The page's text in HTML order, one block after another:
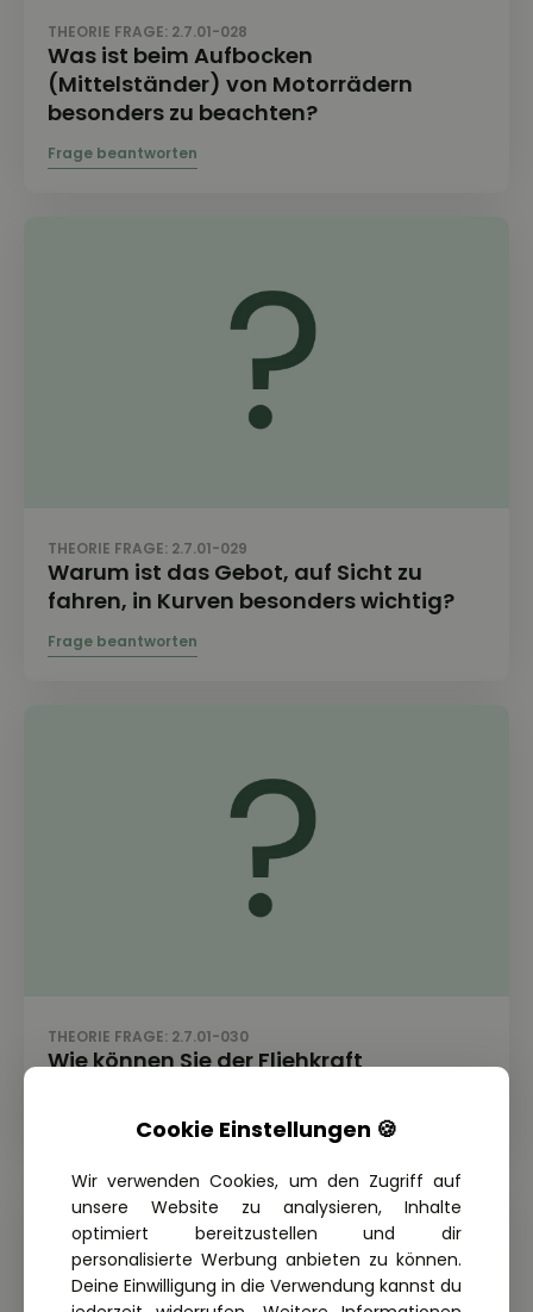
THEORIE FRAGE: 2.7.01-028
Was ist beim Aufbocken
(Mittelständer) von Motorrädern
besonders zu beachten?
THEORIE FRAGE: 2.7.01-029
Warum ist das Gebot, auf Sicht zu
fahren, in Kurven besonders wichtig?
THEORIE FRAGE: 2.7.01-030
Wie können Sie der Fliehkraft
Cookie Einstellungen 🍪
Wir verwenden Cookies, um den Zugriff auf
unsere Website zu analysieren, Inhalte
optimiert bereitzustellen und dir
personalisierte Werbung anbieten zu können.
Deine Einwilligung in die Verwendung kannst du